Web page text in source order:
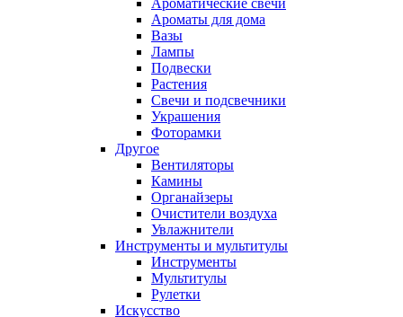
Ароматические свечи
Ароматы для дома
Вазы
Лампы
Подвески
Растения
Свечи и подсвечники
Украшения
Фоторамки
Другое
Вентиляторы
Камины
Органайзеры
Очистители воздуха
Увлажнители
Инструменты и мультитулы
Инструменты
Мультитулы
Рулетки
Искусство